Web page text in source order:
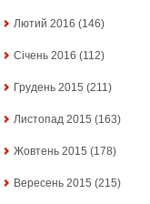
Лютий 2016 (146)
Січень 2016 (112)
Грудень 2015 (211)
Листопад 2015 (163)
Жовтень 2015 (178)
Вересень 2015 (215)